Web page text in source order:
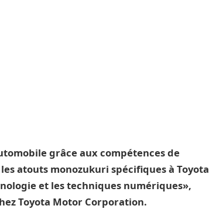
grâce aux compétences de
atouts monozukuri spécifiques à Toyota
et les techniques numériques»,
Toyota Motor Corporation.